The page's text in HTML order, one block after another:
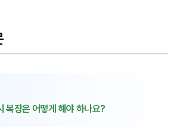
복장은 어떻게 해야 하나요?